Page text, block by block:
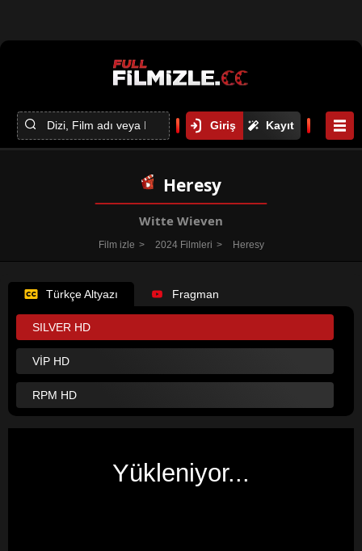
Giriş Kayıt
Heresy
Witte Wieven
Film izle 2024 Filmleri Heresy
Türkçe Altyazı Fragman
SILVER HD
VİP HD
RPM HD
Yükleniyor...